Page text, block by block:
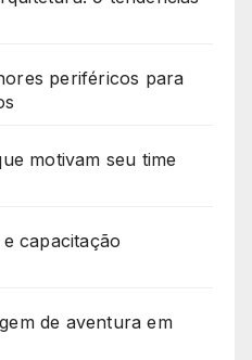
periféricos para
motivam seu time
capacitação
de aventura em